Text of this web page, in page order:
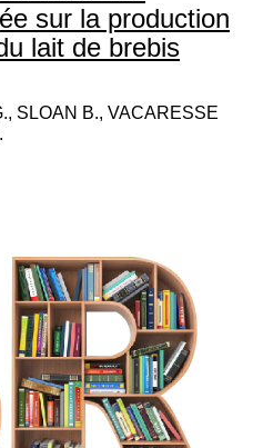
sur la production
lait de brebis
SLOAN B., VACARESSE